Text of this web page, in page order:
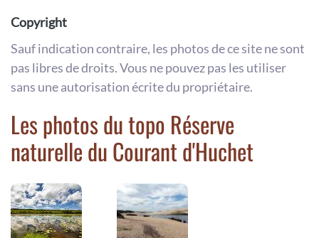
Copyright
Sauf indication contraire, les photos de ce site ne sont
pas libres de droits. Vous ne pouvez pas les utiliser
sans une autorisation écrite du propriétaire.
Les photos du topo Réserve
naturelle du Courant d'Huchet